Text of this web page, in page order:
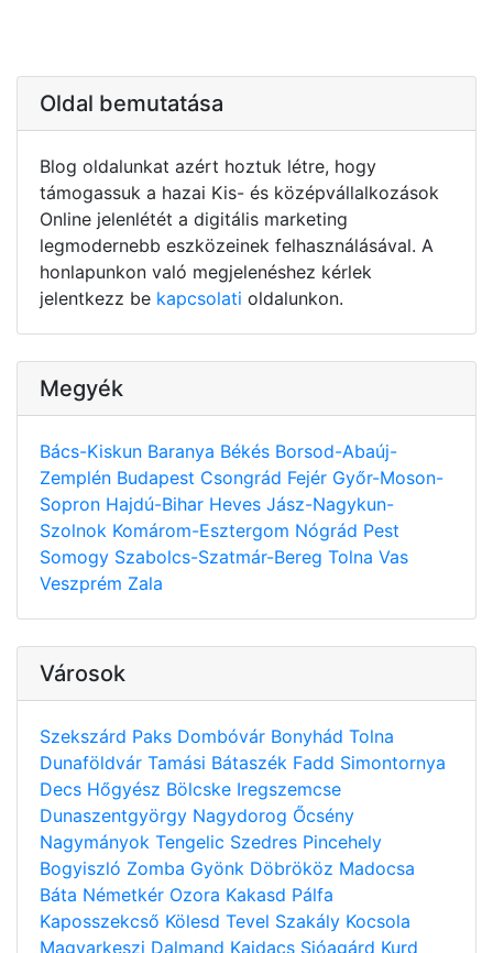
Oldal bemutatása
Blog oldalunkat azért hoztuk létre, hogy
támogassuk a hazai Kis- és középvállalkozások
Online jelenlétét a digitális marketing
legmodernebb eszközeinek felhasználásával. A
honlapunkon való megjelenéshez kérlek
jelentkezz be kapcsolati oldalunkon.
Megyék
Bács-Kiskun Baranya Békés Borsod-Abaúj-
Zemplén Budapest Csongrád Fejér Győr-Moson-
Sopron Hajdú-Bihar Heves Jász-Nagykun-
Szolnok Komárom-Esztergom Nógrád Pest
Somogy Szabolcs-Szatmár-Bereg Tolna Vas
Veszprém Zala
Városok
Szekszárd Paks Dombóvár Bonyhád Tolna
Dunaföldvár Tamási Bátaszék Fadd Simontornya
Decs Hőgyész Bölcske Iregszemcse
Dunaszentgyörgy Nagydorog Őcsény
Nagymányok Tengelic Szedres Pincehely
Bogyiszló Zomba Gyönk Döbrököz Madocsa
Báta Németkér Ozora Kakasd Pálfa
Kaposszekcső Kölesd Tevel Szakály Kocsola
Magyarkeszi Dalmand Kajdacs Sióagárd Kurd